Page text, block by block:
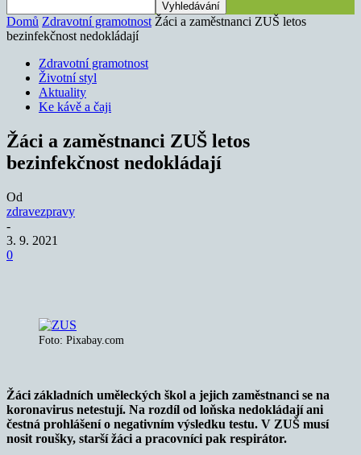
Domů Zdravotní gramotnost Žáci a zaměstnanci ZUŠ letos
bezinfekčnost nedokládají
Zdravotní gramotnost
Životní styl
Aktuality
Ke kávě a čaji
Žáci a zaměstnanci ZUŠ letos
bezinfekčnost nedokládají
Od
zdravezpravy
-
3. 9. 2021
0
Foto: Pixabay.com
Žáci základních uměleckých škol a jejich zaměstnanci se na
koronavirus netestují. Na rozdíl od loňska nedokládají ani
čestná prohlášení o negativním výsledku testu. V ZUŠ musí
nosit roušky, starší žáci a pracovníci pak respirátor.